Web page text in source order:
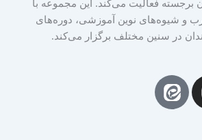
برجسته فعالیت می‌کند. این مجموعه با
و شیوه‌های نوین آموزشی، دوره‌های
در سنین مختلف برگزار می‌کند.